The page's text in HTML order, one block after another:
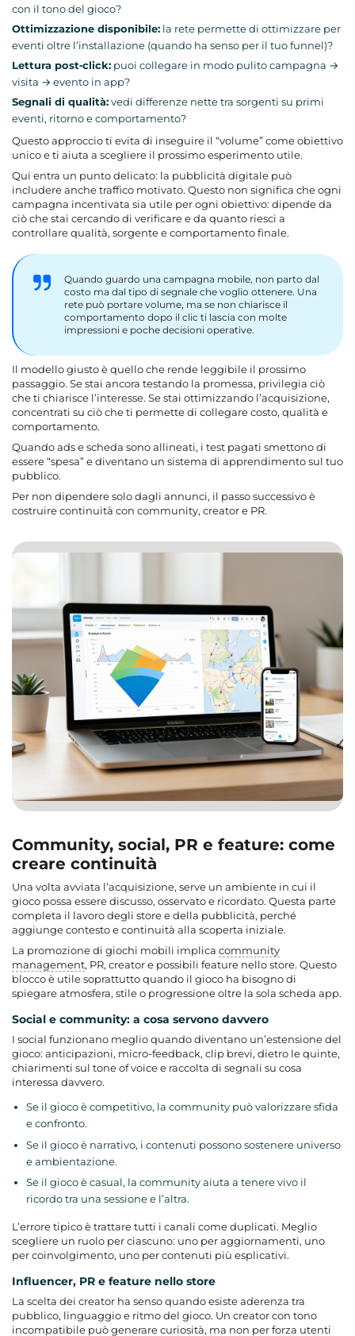
con il tono del gioco?
Ottimizzazione disponibile: la rete permette di ottimizzare per
eventi oltre l’installazione (quando ha senso per il tuo funnel)?
Lettura post‑click: puoi collegare in modo pulito campagna →
visita → evento in app?
Segnali di qualità:vedi differenze nette tra sorgenti su primi
eventi, ritorno e comportamento?
Questo approccio ti evita di inseguire il “volume” come obiettivo
unico e ti aiuta a scegliere il prossimo esperimento utile.
Qui entra un punto delicato: la pubblicità digitale può
includere anchetraffico motivato. Questo non significa che ogni
campagna incentivata sia utile per ogni obiettivo: dipende da
ciò che stai cercando di verificare e da quanto riesci a
controllare qualità, sorgente e comportamento finale.
Quando guardo una campagna mobile, non parto dal
costo ma dal tipo di segnale che voglio ottenere. Una
rete può portare volume, ma se non chiarisce il
comportamento dopo il clic ti lascia con molte
impressioni e poche decisioni operative.
Il modello giusto è quello che rende leggibile il prossimo
passaggio. Se stai ancora testando la promessa, privilegia ciò
che ti chiarisce l’interesse. Se stai ottimizzando l’acquisizione,
concentrati su ciò che ti permette di collegare costo, qualità e
comportamento.
Quando ads e scheda sono allineati, i test pagati smettono di
essere “spesa” e diventano un sistema di apprendimento sul tuo
pubblico.
Per non dipendere solo dagli annunci, il passo successivo è
costruire continuità con community, creator e PR.
Community, social, PR e feature: come
creare continuità
Una volta avviata l’acquisizione, serve un ambiente in cui il
gioco possa essere discusso, osservato e ricordato. Questa parte
completa il lavoro degli store e della pubblicità, perché
aggiunge contesto e continuità alla scoperta iniziale.
La promozione di giochi mobili implica community
management, PR, creator e possibili feature nello store. Questo
blocco è utile soprattutto quando il gioco ha bisogno di
spiegare atmosfera, stile o progressione oltre la sola scheda app.
Social e community: a cosa servono davvero
I social funzionano meglio quando diventano un’estensione del
gioco: anticipazioni, micro-feedback, clip brevi, dietro le quinte,
chiarimenti sul tone of voice e raccolta di segnali su cosa
interessa davvero.
Se il gioco è competitivo, la community può valorizzare sfida
e confronto.
Se il gioco è narrativo, i contenuti possono sostenere universo
e ambientazione.
Se il gioco è casual, la community aiuta a tenere vivo il
ricordo tra una sessione e l’altra.
L’errore tipico è trattare tutti i canali come duplicati. Meglio
scegliere un ruolo per ciascuno: uno per aggiornamenti, uno
per coinvolgimento, uno per contenuti più esplicativi.
Influencer, PR e feature nello store
La scelta dei creator ha senso quando esiste aderenza tra
pubblico, linguaggio e ritmo del gioco. Un creator con tono
incompatibile può generare curiosità, ma non per forza utenti